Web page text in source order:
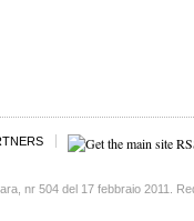
nr 504 del 17 febbraio 2011.